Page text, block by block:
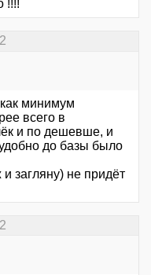
!!!!
минимум
всего в
и по дешевше, и
до базы было
загляну) не придёт